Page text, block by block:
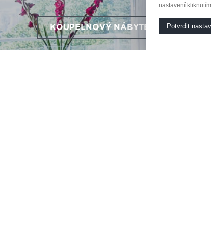
nastavení
Potvrdit
KOUPELNOVÝ NÁBYTEK